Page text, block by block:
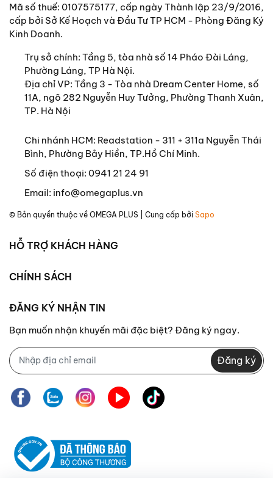
Mã số thuế: 0107575177, cấp ngày Thành lập 23/9/2016,
cấp bởi Sở Kế Hoạch và Đầu Tư TP HCM - Phòng Đăng Ký
Kinh Doanh.
Trụ sở chính: Tầng 5, tòa nhà số 14 Pháo Đài Láng,
Phường Láng, TP Hà Nội.
Địa chỉ VP: Tầng 3 - Tòa nhà Dream Center Home, số
11A, ngõ 282 Nguyễn Huy Tưởng, Phường Thanh Xuân,
TP. Hà Nội
Chi nhánh HCM: Readstation - 311 + 311a Nguyễn Thái
Bình, Phường Bảy Hiền, TP.Hồ Chí Minh.
Số điện thoại: 0941 21 24 91
Email: info@omegaplus.vn
© Bản quyền thuộc về OMEGA PLUS | Cung cấp bởi Sapo
HỖ TRỢ KHÁCH HÀNG
CHÍNH SÁCH
ĐĂNG KÝ NHẬN TIN
Bạn muốn nhận khuyến mãi đặc biệt? Đăng ký ngay.
Đăng ký